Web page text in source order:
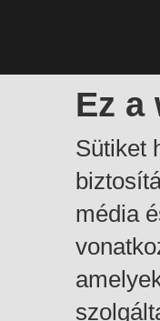
Ez a
Sütiket
média